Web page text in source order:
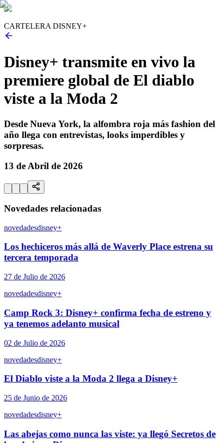
CARTELERA DISNEY+
Disney+ transmite en vivo la
premiere global de El diablo
viste a la Moda 2
Desde Nueva York, la alfombra roja más fashion del
año llega con entrevistas, looks imperdibles y
sorpresas.
13 de Abril de 2026
Novedades relacionadas
novedadesdisney+
Los hechiceros más allá de Waverly Place estrena su
tercera temporada
27 de Julio de 2026
novedadesdisney+
Camp Rock 3: Disney+ confirma fecha de estreno y
ya tenemos adelanto musical
02 de Julio de 2026
novedadesdisney+
El Diablo viste a la Moda 2 llega a Disney+
25 de Junio de 2026
novedadesdisney+
Las abejas como nunca las viste: ya llegó Secretos de